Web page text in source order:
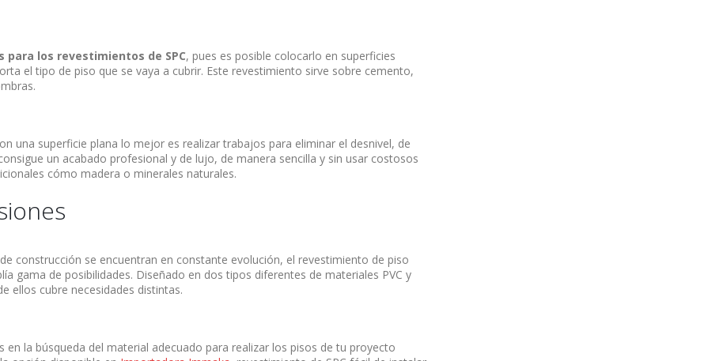
para los revestimientos de SPC, pues es posible colocarlo en superficies
el tipo de piso que se vaya a cubrir. Este revestimiento sirve sobre cemento,
una superficie plana lo mejor es realizar trabajos para eliminar el desnivel, de
un acabado profesional y de lujo, de manera sencilla y sin usar costosos
cómo madera o minerales naturales.
construcción se encuentran en constante evolución, el revestimiento de piso
gama de posibilidades. Diseñado en dos tipos diferentes de materiales PVC y
ellos cubre necesidades distintas.
en la búsqueda del material adecuado para realizar los pisos de tu proyecto